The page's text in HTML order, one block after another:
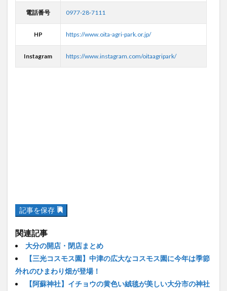
電話番号 0977-28-7111
HP https://www.oita-agri-park.or.jp/
Instagram https://www.instagram.com/oitaagripark/
記事を保存
関連記事
大分の開店・閉店まとめ
【三光コスモス園】中津の広大なコスモス園に今年は季節
外れのひまわり畑が登場！
【阿蘇神社】イチョウの黄色い絨毯が美しい大分市の神社